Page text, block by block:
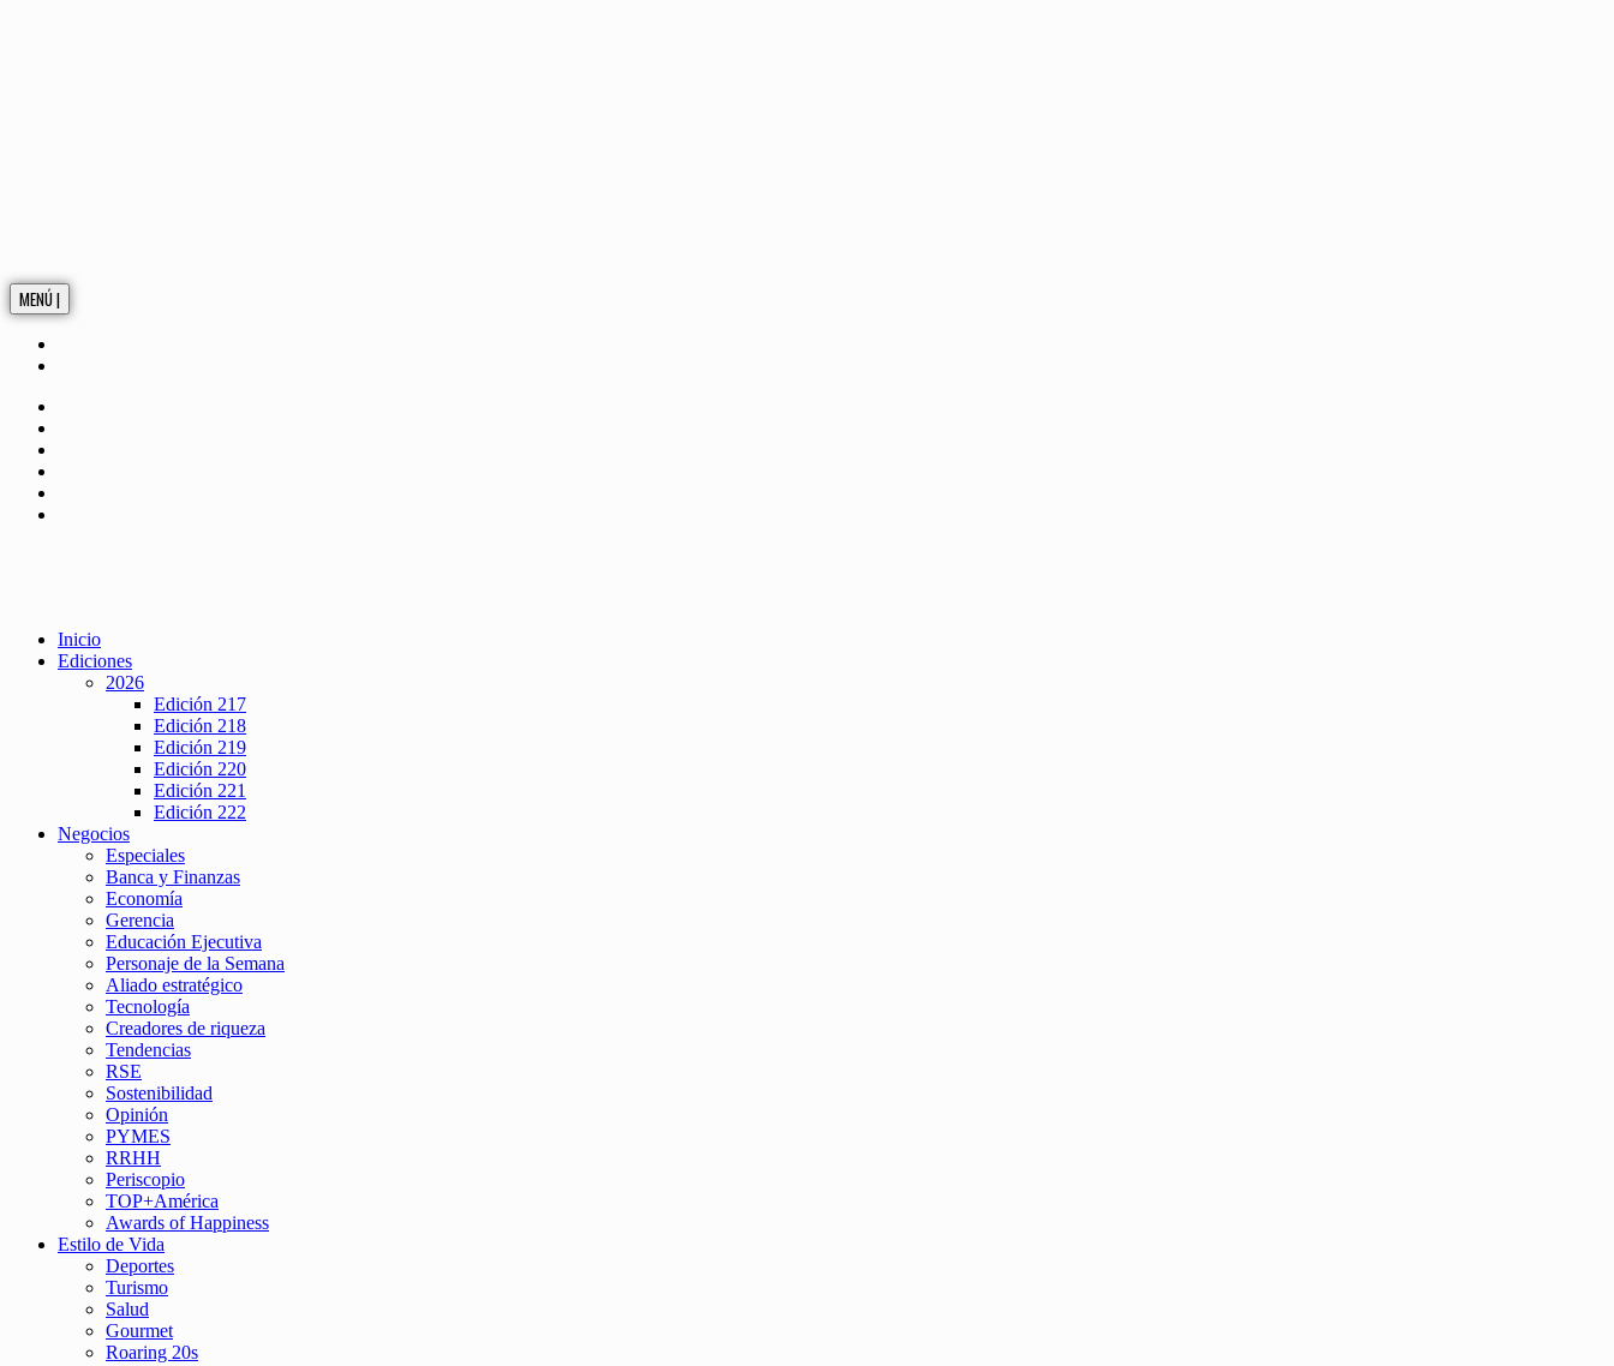
MENÚ |
Inicio
Ediciones
2026
Edición 217
Edición 218
Edición 219
Edición 220
Edición 221
Edición 222
Negocios
Especiales
Banca y Finanzas
Economía
Gerencia
Educación Ejecutiva
Personaje de la Semana
Aliado estratégico
Tecnología
Creadores de riqueza
Tendencias
RSE
Sostenibilidad
Opinión
PYMES
RRHH
Periscopio
TOP+América
Awards of Happiness
Estilo de Vida
Deportes
Turismo
Salud
Gourmet
Roaring 20s